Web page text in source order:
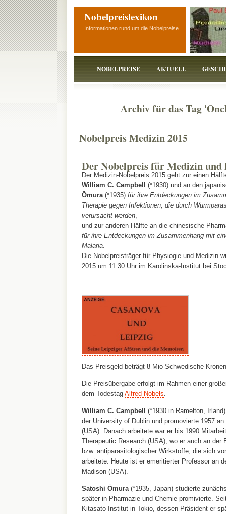
Nobelpreislexikon
Informationen rund um die Nobelpreise
NOBELPREISE AKTUELL
Archiv für das Tag
Nobelpreis Medizin 2015
DerNobelpreis für Medizin und
Der Medizin-Nobelpreis 2015 geht zur einen
William C. Campbell (*1930) und an den
Ōmura(*1935)für ihre Entdeckungen im
Therapie gegen Infektionen, die durch
verursacht werden,
und zur anderen Hälfte an die chinesische
für ihre Entdeckungen im Zusammenhang mit
Malaria.
Die Nobelpreisträger für Physiogie und Medizin
2015 um 11:30 Uhr im Karolinska-Institut bei
Das Preisgeld beträgt 8 Mio Schwedische
Die Preisübergabe erfolgt im Rahmen einer
dem Todestag Alfred Nobels
William C. Campbell (*1930 in Ramelton,
der University of Dublin und promovierte 1957
(USA). Danach arbeitete war er bis 1990
Therapeutic Research (USA), wo er auch an der
bzw. antiparasitologischer Wirkstoffe, die sich
arbeitete. Heute ist er emeritierter Professor an
Madison (USA).
Satoshi Ōmura(*1935, Japan) studierte
später in Pharmazie und Chemie promivierte.
Kitasato Institut in Tokio, dessen Präsident er